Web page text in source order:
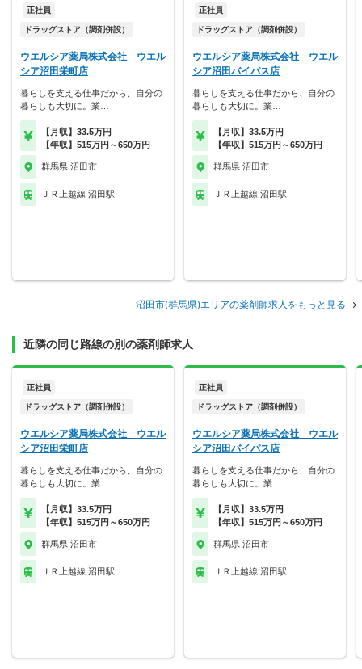
正社員
ドラッグストア（調剤併設）
ウエルシア薬局株式会社 ウエル
シア沼田栄町店
暮らしを支える仕事だから、自分の
暮らしも大切に。業…
【月収】33.5万円
【年収】515万円～650万円
群馬県 沼田市
ＪＲ上越線 沼田駅
正社員
ドラッグストア（調剤併設）
ウエルシア薬局株式会社 ウエル
シア沼田バイパス店
暮らしを支える仕事だから、自分の
暮らしも大切に。業…
【月収】33.5万円
【年収】515万円～650万円
群馬県 沼田市
ＪＲ上越線 沼田駅
沼田市(群馬県)エリアの薬剤師求人をもっと見る
近隣の同じ路線の別の薬剤師求人
正社員
ドラッグストア（調剤併設）
ウエルシア薬局株式会社 ウエル
シア沼田栄町店
暮らしを支える仕事だから、自分の
暮らしも大切に。業…
【月収】33.5万円
【年収】515万円～650万円
群馬県 沼田市
ＪＲ上越線 沼田駅
正社員
ドラッグストア（調剤併設）
ウエルシア薬局株式会社 ウエル
シア沼田バイパス店
暮らしを支える仕事だから、自分の
暮らしも大切に。業…
【月収】33.5万円
【年収】515万円～650万円
群馬県 沼田市
ＪＲ上越線 沼田駅